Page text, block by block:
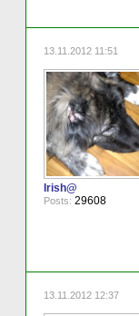
13.11.2012 11:51
Irish@
Posts: 29608
13.11.2012 12:37